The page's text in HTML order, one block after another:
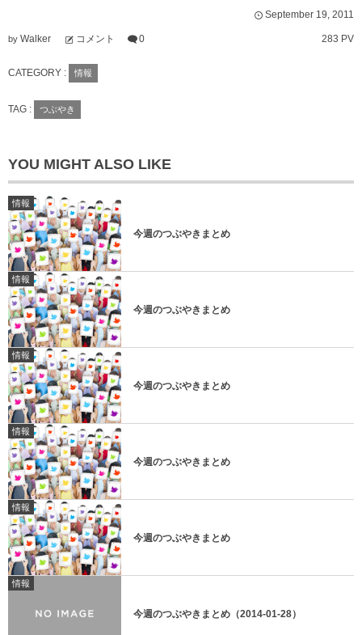
September 19, 2011
by Walker コメント 0 283 PV
CATEGORY : 情報
TAG : つぶやき
YOU MIGHT ALSO LIKE
情報
今週のつぶやきまとめ
情報
今週のつぶやきまとめ
情報
今週のつぶやきまとめ
情報
今週のつぶやきまとめ
情報
今週のつぶやきまとめ
情報
今週のつぶやきまとめ（2014-01-28）